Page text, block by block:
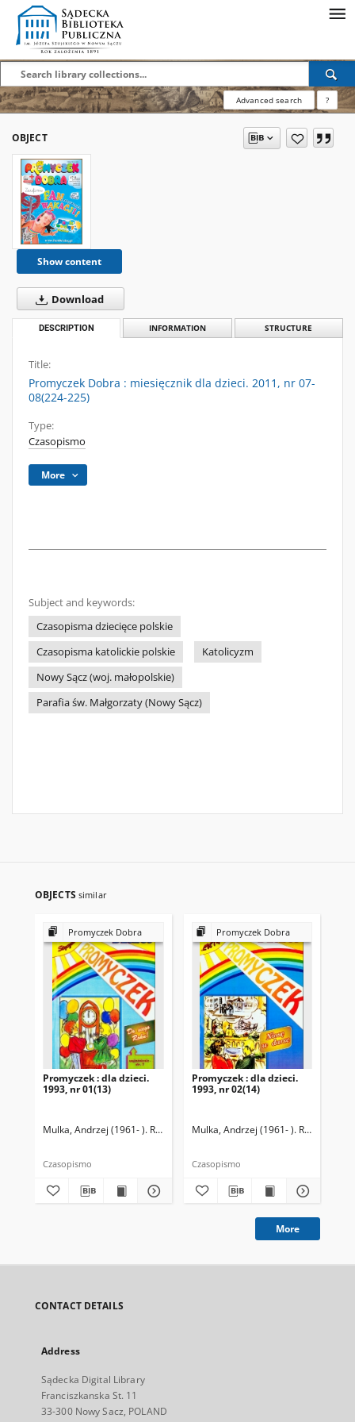
Advanced search ?
OBJECT
Show content
Download
DESCRIPTION INFORMATION STRUCTURE
Title:
Promyczek Dobra : miesięcznik dla dzieci. 2011, nr 07-
08(224-225)
Type:
Czasopismo
More
Subject and keywords:
Czasopisma dziecięce polskie
Czasopisma katolickie polskie
Katolicyzm
Nowy Sącz (woj. małopolskie)
Parafia św. Małgorzaty (Nowy Sącz)
OBJECTS similar
Promyczek Dobra
Promyczek : dla dzieci.
1993, nr 01(13)
Mulka, Andrzej (1961- ). Redaktor naczelny
Czasopismo
Promyczek Dobra
Promyczek : dla dzieci.
1993, nr 02(14)
Mulka, Andrzej (1961- ). Redaktor
Czasopismo
More
CONTACT DETAILS
Address
Sądecka Digital Library
Franciszkanska St. 11
33-300 Nowy Sacz, POLAND